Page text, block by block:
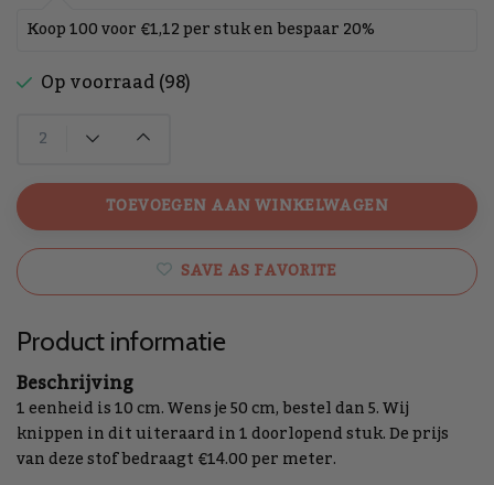
Koop 100 voor €1,12 per stuk en bespaar 20%
Op voorraad (98)
TOEVOEGEN AAN WINKELWAGEN
SAVE AS FAVORITE
Product informatie
Beschrijving
1 eenheid is 10 cm. Wens je 50 cm, bestel dan 5. Wij
knippen in dit uiteraard in 1 doorlopend stuk. De prijs
van deze stof bedraagt €14.00 per meter.